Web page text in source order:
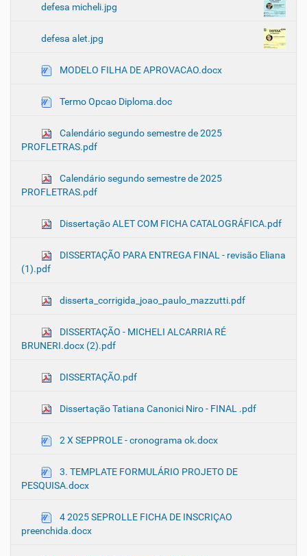
defesa micheli.jpg
defesa alet.jpg
MODELO FILHA DE APROVACAO.docx
Termo Opcao Diploma.doc
Calendário segundo semestre de 2025
PROFLETRAS.pdf
Calendário segundo semestre de 2025
PROFLETRAS.pdf
Dissertação ALET COM FICHA CATALOGRÁFICA.pdf
DISSERTAÇÃO PARA ENTREGA FINAL - revisão Eliana
(1).pdf
disserta_corrigida_joao_paulo_mazzutti.pdf
DISSERTAÇÃO - MICHELI ALCARRIA RÉ
BRUNERI.docx (2).pdf
DISSERTAÇÃO.pdf
Dissertação Tatiana Canonici Niro - FINAL .pdf
2 X SEPPROLE - cronograma ok.docx
3. TEMPLATE FORMULÁRIO PROJETO DE
PESQUISA.docx
4 2025 SEPROLLE FICHA DE INSCRIÇAO
preenchida.docx